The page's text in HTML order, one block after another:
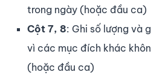
trong ngày (hoặc đầu ca)
Cột 7, 8: Ghi số lượng và
vì các mục đích khác
(hoặc đầu ca)